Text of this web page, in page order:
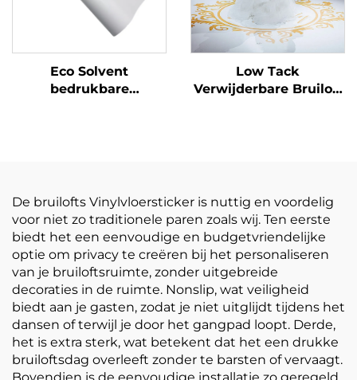
Eco Solvent
bedrukbare
Low Tack
Verwijderbare Bruiloft
De bruilofts Vinylvloersticker is nuttig en voordelig
voor niet zo traditionele paren zoals wij. Ten eerste
biedt het een eenvoudige en budgetvriendelijke
optie om privacy te creëren bij het personaliseren
van je bruiloftsruimte, zonder uitgebreide
decoraties in de ruimte. Nonslip, wat veiligheid
biedt aan je gasten, zodat je niet uitglijdt tijdens het
dansen of terwijl je door het gangpad loopt. Derde,
het is extra sterk, wat betekent dat het een drukke
bruiloftsdag overleeft zonder te barsten of vervaagt.